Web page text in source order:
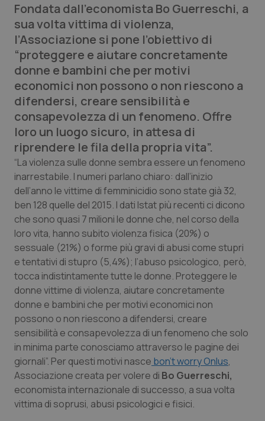
QS Pro
Professionisti Sanitari.AI
Abruzzo
Basilicata
Calabria
Campania
Emilia-Romagna
Friuli Venezia Giulia
Lazio
Liguria
Lombardia
Marche
Molise
QS Pro Gold
Artrite & artrosi
Asma & BPCO
Car-T
Colesterolo & coronaropatie
Dermatite Atopica
Diabete & glucometri
Disturbi dell’umore
Dolore
Donna & Salute
Epatiti
QS Club Newsletter
Fondata dall’economista Bo Guerreschi, a
sua volta vittima di violenza,
l’Associazione si pone l’obiettivo di
“proteggere e aiutare concretamente
donne e bambini che per motivi
economici non possono o non riescono a
difendersi, creare sensibilità e
consapevolezza di un fenomeno. Offre
loro un luogo sicuro, in attesa di
riprendere le fila della propria vita”.
“La violenza sulle donne sembra essere un fenomeno
inarrestabile. I numeri parlano chiaro: dall’inizio
dell’anno le vittime di femminicidio sono state già 32,
ben 128 quelle del 2015. I dati Istat più recenti ci dicono
che sono quasi 7 milioni le donne che, nel corso della
loro vita, hanno subito violenza fisica (20%) o
sessuale (21%) o forme più gravi di abusi come stupri
e tentativi di stupro (5,4%); l’abuso psicologico, però,
tocca indistintamente tutte le donne. Proteggere le
donne vittime di violenza, aiutare concretamente
donne e bambini che per motivi economici non
possono o non riescono a difendersi, creare
sensibilità e consapevolezza di un fenomeno che solo
in minima parte conosciamo attraverso le pagine dei
giornali”. Per questi motivi nasce bon’t worry Onlus,
Associazione creata per volere di Bo Guerreschi,
economista internazionale di successo, a sua volta
vittima di soprusi, abusi psicologici e fisici.